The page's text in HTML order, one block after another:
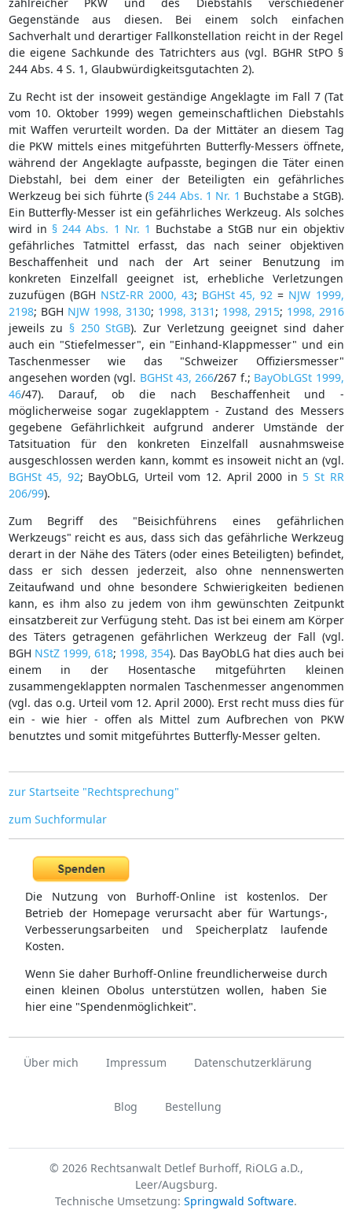
Gegenstände aus diesen. Bei einem solch einfachen
Sachverhalt und derartiger Fallkonstellation reicht in der Regel
die eigene Sachkunde des Tatrichters aus (vgl. BGHR StPO §
244 Abs. 4 S. 1, Glaubwürdigkeitsgutachten 2).
Zu Recht ist der insoweit geständige Angeklagte im Fall 7 (Tat
vom 10. Oktober 1999) wegen gemeinschaftlichen Diebstahls
mit Waffen verurteilt worden. Da der Mittäter an diesem Tag
die PKW mittels eines mitgeführten Butterfly-Messers öffnete,
während der Angeklagte aufpasste, begingen die Täter einen
Diebstahl, bei dem einer der Beteiligten ein gefährliches
Werkzeug bei sich führte (§ 244 Abs. 1 Nr. 1 Buchstabe a StGB).
Ein Butterfly-Messer ist ein gefährliches Werkzeug. Als solches
wird in § 244 Abs. 1 Nr. 1 Buchstabe a StGB nur ein objektiv
gefährliches Tatmittel erfasst, das nach seiner objektiven
Beschaffenheit und nach der Art seiner Benutzung im
konkreten Einzelfall geeignet ist, erhebliche Verletzungen
zuzufügen (BGH NStZ-RR 2000, 43; BGHSt 45, 92 = NJW 1999,
2198; BGH NJW 1998, 3130; 1998, 3131 ; 1998, 2915; 1998, 2916
jeweils zu § 250 StGB). Zur Verletzung geeignet sind daher
auch ein "Stiefelmesser", ein "Einhand-Klappmesser" und ein
Taschenmesser wie das "Schweizer Offiziersmesser"
angesehen worden (vgl. BGHSt 43, 266/267 f.; BayObLGSt 1999,
46/47). Darauf, ob die nach Beschaffenheit und -
möglicherweise sogar zugeklapptem - Zustand des Messers
gegebene Gefährlichkeit aufgrund anderer Umstände der
Tatsituation für den konkreten Einzelfall ausnahmsweise
ausgeschlossen werden kann, kommt es insoweit nicht an (vgl.
BGHSt 45, 92; BayObLG, Urteil vom 12. April 2000 in 5 St RR
206/99).
Zum Begriff des "Beisichführens eines gefährlichen
Werkzeugs" reicht es aus, dass sich das gefährliche Werkzeug
derart in der Nähe des Täters (oder eines Beteiligten) befindet,
dass er sich dessen jederzeit, also ohne nennenswerten
Zeitaufwand und ohne besondere Schwierigkeiten bedienen
kann, es ihm also zu jedem von ihm gewünschten Zeitpunkt
einsatzbereit zur Verfügung steht. Das ist bei einem am Körper
des Täters getragenen gefährlichen Werkzeug der Fall (vgl.
BGH NStZ 1999, 618; 1998, 354). Das BayObLG hat dies auch bei
einem in der Hosentasche mitgeführten kleinen
zusammengeklappten normalen Taschenmesser angenommen
(vgl. das o.g. Urteil vom 12. April 2000). Erst recht muss dies für
ein - wie hier - offen als Mittel zum Aufbrechen von PKW
benutztes und somit mitgeführtes Butterfly-Messer gelten.
zur Startseite "Rechtsprechung"
zum Suchformular
Die Nutzung von Burhoff-Online ist kostenlos. Der
Betrieb der Homepage verursacht aber für Wartungs-,
Verbesserungsarbeiten und Speicherplatz laufende
Kosten.
Wenn Sie daher Burhoff-Online freundlicherweise durch
einen kleinen Obolus unterstützen wollen, haben Sie
hier eine "Spendenmöglichkeit".
Über mich Impressum Datenschutzerklärung
Blog Bestellung
© 2026 Rechtsanwalt Detlef Burhoff, RiOLG a.D.,
Leer/Augsburg.
Technische Umsetzung: Springwald Software.